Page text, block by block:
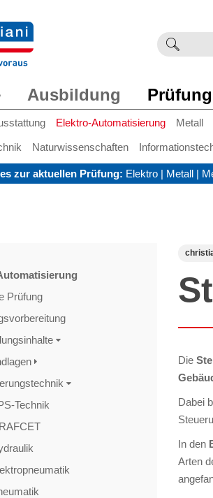
Ausbildung
Elektro-Automatisierung Metall
Naturwissenschaften
zur aktuellen Prüfung: Elektro | Metall |
Prüfung
Technik
Die
Dabei
In den
Arten